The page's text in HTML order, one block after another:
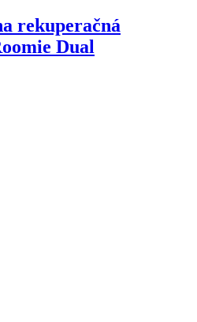
rekuperačná
Dual